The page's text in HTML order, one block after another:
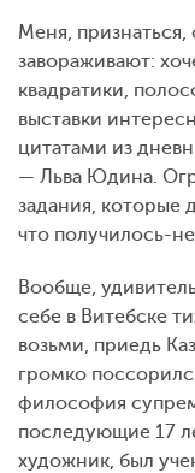
Меня,
завораживают:
квадратики,
выставки
цитатами из
— Льва Юдина.
задания, которые
что получилось-
Вообще,
себе в Витебске
возьми, приедь
громко
философия
последующие 17
художник, был